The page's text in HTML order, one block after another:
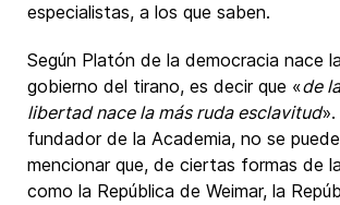
especialistas, a los que saben.
Según Platón de la democracia nace
gobierno del tirano, es decir que «de
libertad nace la más ruda esclavitud».
fundador de la Academia, no se
mencionar que, de ciertas formas de
como la República de Weimar, la